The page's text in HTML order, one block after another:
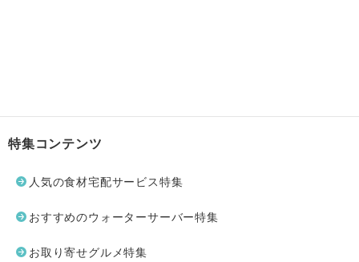
特集コンテンツ
人気の食材宅配サービス特集
おすすめのウォーターサーバー特集
お取り寄せグルメ特集